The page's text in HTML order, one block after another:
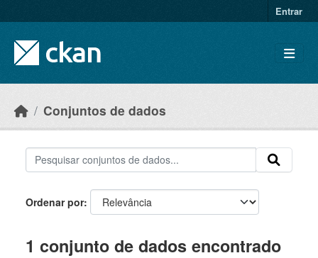
Entrar
Conjuntos de dados
Ordenar por
1 conjunto de dados encontrado